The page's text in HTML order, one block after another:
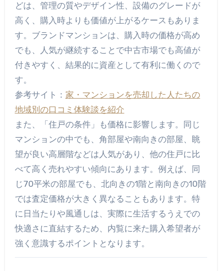
どは、管理の質やデザイン性、設備のグレードが
高く、購入時よりも価値が上がるケースもありま
す。ブランドマンションは、購入時の価格が高め
でも、人気が継続することで中古市場でも高値が
付きやすく、結果的に資産として有利に働くので
す。
参考サイト： 家・マンションを売却した人たちの
地域別の口コミ体験談を紹介
また、「住戸の条件」も価格に影響します。同じ
マンションの中でも、角部屋や南向きの部屋、眺
望が良い高層階などは人気があり、他の住戸に比
べて高く売れやすい傾向にあります。例えば、同
じ70平米の部屋でも、北向きの1階と南向きの10階
では査定価格が大きく異なることもあります。特
に日当たりや風通しは、実際に生活するうえでの
快適さに直結するため、内覧に来た購入希望者が
強く意識するポイントとなります。